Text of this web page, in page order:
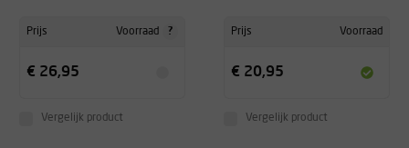
Prijs Voorraad ?
€ 26,95
Vergelijk product
Prijs Voorraad
€ 20,95
Vergelijk product